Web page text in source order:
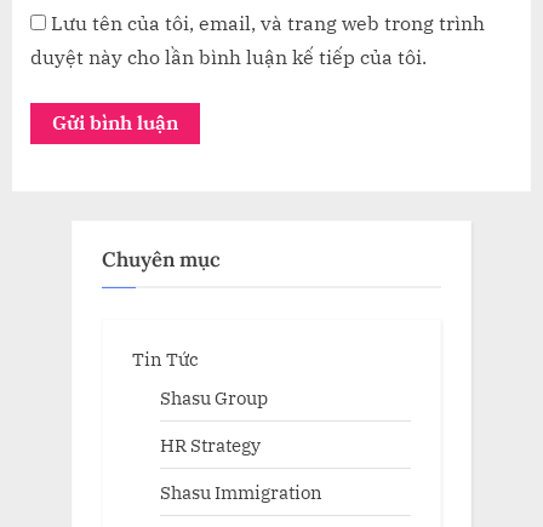
Lưu tên của tôi, email, và trang web trong trình
duyệt này cho lần bình luận kế tiếp của tôi.
Chuyên mục
Tin Tức
Shasu Group
HR Strategy
Shasu Immigration